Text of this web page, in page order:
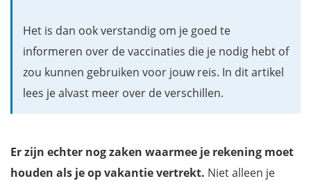
Teken-encefalitis
Japanse encefalitis
FAQ - Veelgestelde vragen
Gaat je huisdier mee op vakantie?
Enkele slimme tips om infectieziekten te voorkomen
Het is dan ook verstandig om je goed te
informeren over de vaccinaties die je nodig hebt of
zou kunnen gebruiken voor jouw reis. In dit artikel
lees je alvast meer over de verschillen.
Er zijn echter nog zaken waarmee je rekening moet
houden als je op vakantie vertrekt. Niet alleen je